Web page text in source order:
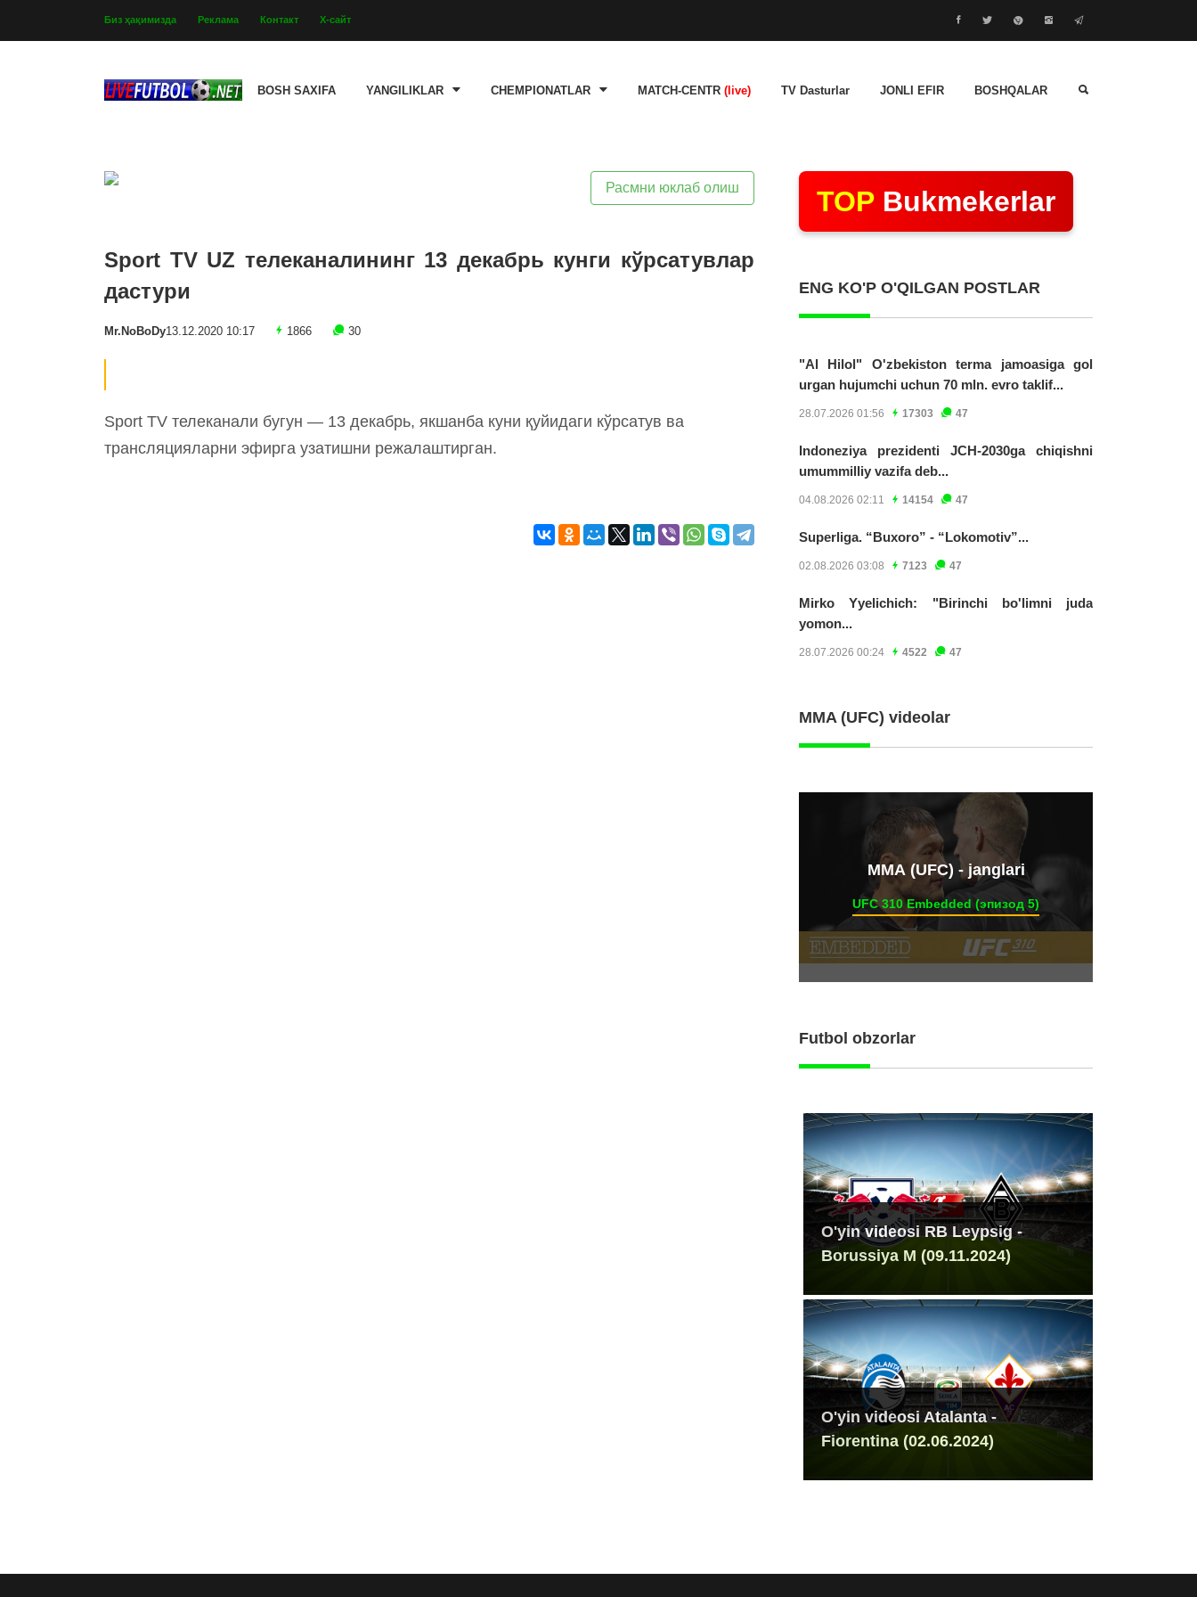
Биз ҳақимизда Реклама Контакт Х-сайт
BOSH SAXIFA YANGILIKLAR CHEMPIONATLAR MATCH-CENTR (live) TV Dasturlar JONLI EFIR BOSHQALAR
Расмни юклаб олиш
Sport TV UZ телеканалининг 13 декабрь кунги кўрсатувлар
дастури
Mr.NoBoDy13.12.2020 10:17 1866 30
Sport TV телеканали бугун — 13 декабрь, якшанба куни қуйидаги кўрсатув ва
трансляцияларни эфирга узатишни режалаштирган.
TOP Bukmekerlar
ENG KO'P O'QILGAN POSTLAR
"Al Hilol" O'zbekiston terma jamoasiga gol
urgan hujumchi uchun 70 mln. evro taklif...
28.07.2026 01:56 17303 47
Indoneziya prezidenti JCH-2030ga chiqishni
umummilliy vazifa deb...
04.08.2026 02:11 14154 47
Superliga. “Buxoro” - “Lokomotiv”...
02.08.2026 03:08 7123 47
Mirko Yyelichich: "Birinchi bo'limni juda
yomon...
28.07.2026 00:24 4522 47
MMA (UFC) videolar
ММА (UFC) - janglari
UFC 310 Embedded (эпизод 5)
Futbol obzorlar
O'yin videosi RB Leypsig -
Borussiya M (09.11.2024)
O'yin videosi Atalanta -
Fiorentina (02.06.2024)